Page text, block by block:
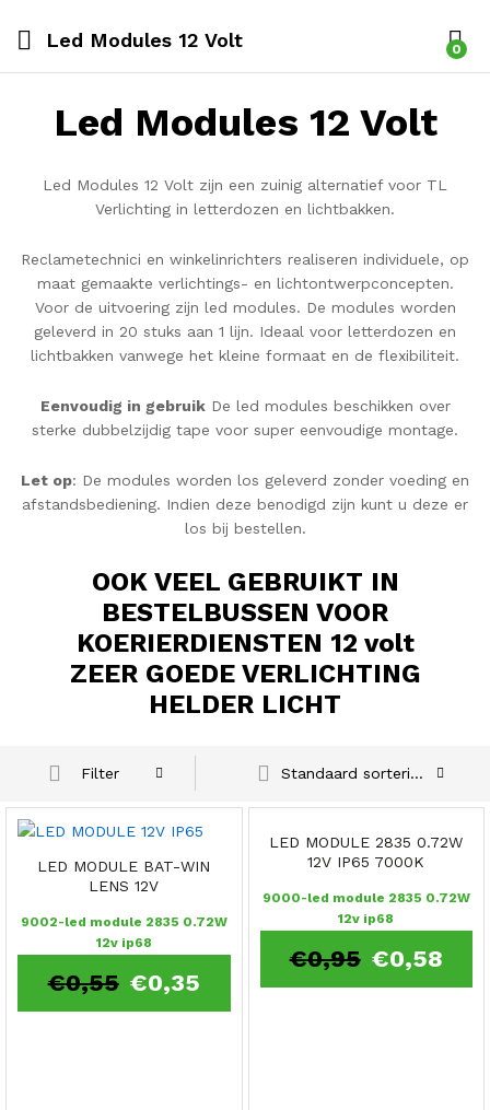
Led Modules 12 Volt 0
Led Modules 12 Volt
Led Modules 12 Volt zijn een zuinig alternatief voor TL
Verlichting in letterdozen en lichtbakken.
Reclametechnici en winkelinrichters realiseren individuele, op
maat gemaakte verlichtings- en lichtontwerpconcepten.
Voor de uitvoering zijn led modules. De modules worden
geleverd in 20 stuks aan 1 lijn. Ideaal voor letterdozen en
lichtbakken vanwege het kleine formaat en de flexibiliteit.
Eenvoudig in gebruikDe led modules beschikken over
sterke dubbelzijdig tape voor super eenvoudige montage.
Let op: De modules worden los geleverd zonder voeding en
afstandsbediening. Indien deze benodigd zijn kunt u deze er
los bij bestellen.
OOK VEEL GEBRUIKT IN
BESTELBUSSEN VOOR
KOERIERDIENSTEN 12 volt
ZEER GOEDE VERLICHTING
HELDER LICHT
Filter Standaard sortering
LED MODULE BAT-WIN
LENS 12V
9002-led module 2835 0.72W
12v ip68
€0,35
€0,55
LED MODULE 2835 0.72W
12V IP65 7000K
9000-led module 2835 0.72W
12v ip68
€0,58
€0,95